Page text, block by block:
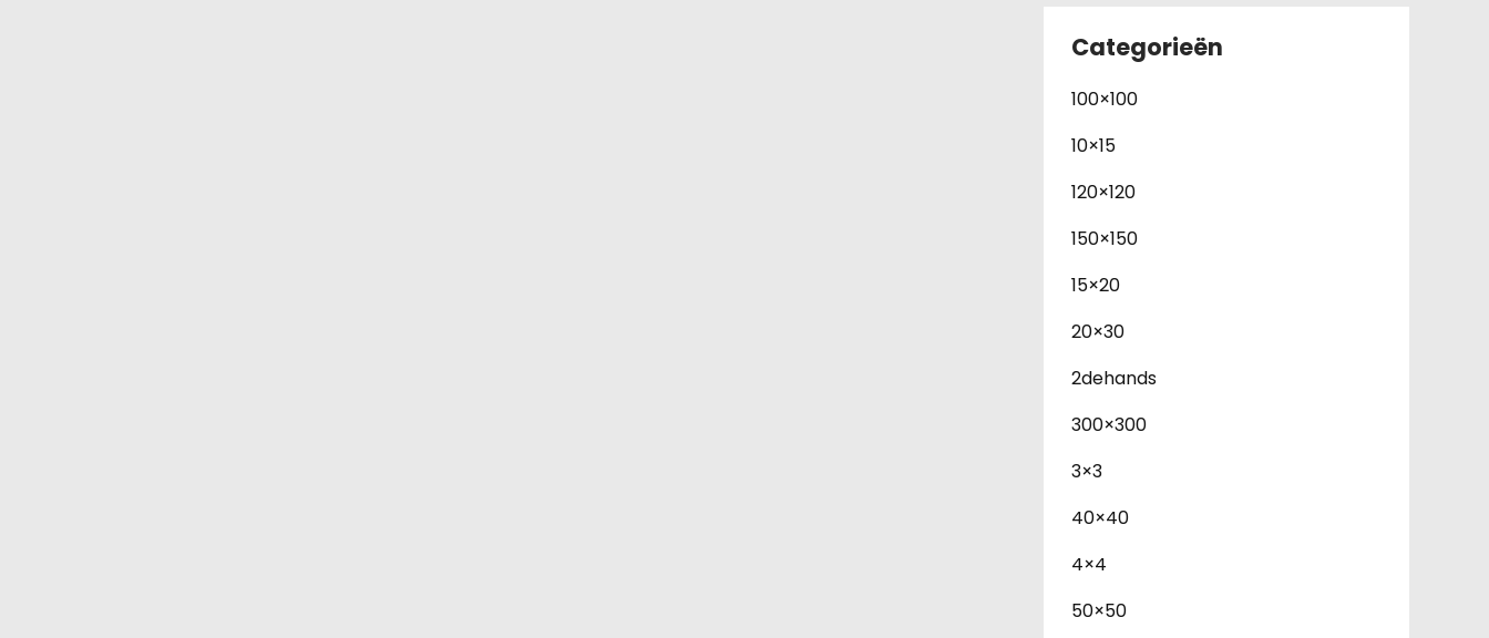
Categorieën
100×100
10×15
120×120
150×150
15×20
20×30
2dehands
300×300
3×3
40×40
4×4
50×50